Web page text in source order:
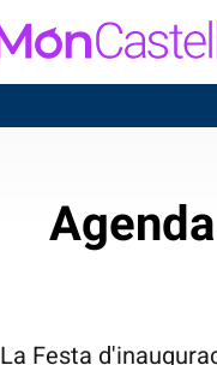
La Festa